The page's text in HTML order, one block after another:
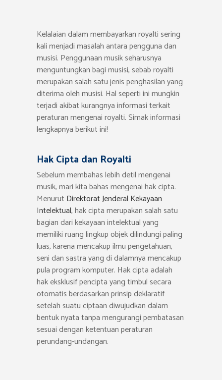
Kelalaian dalam membayarkan royalti sering
kali menjadi masalah antara pengguna dan
musisi. Penggunaan musik seharusnya
menguntungkan bagi musisi, sebab royalti
merupakan salah satu jenis penghasilan yang
diterima oleh musisi. Hal seperti ini mungkin
terjadi akibat kurangnya informasi terkait
peraturan mengenai royalti. Simak informasi
lengkapnya berikut ini!
Hak Cipta dan Royalti
Sebelum membahas lebih detil mengenai
musik, mari kita bahas mengenai hak cipta.
Menurut Direktorat Jenderal Kekayaan
Intelektual, hak cipta merupakan salah satu
bagian dari kekayaan intelektual yang
memiliki ruang lingkup objek dilindungi paling
luas, karena mencakup ilmu pengetahuan,
seni dan sastra yang di dalamnya mencakup
pula program komputer. Hak cipta adalah
hak eksklusif pencipta yang timbul secara
otomatis berdasarkan prinsip deklaratif
setelah suatu ciptaan diwujudkan dalam
bentuk nyata tanpa mengurangi pembatasan
sesuai dengan ketentuan peraturan
perundang-undangan.